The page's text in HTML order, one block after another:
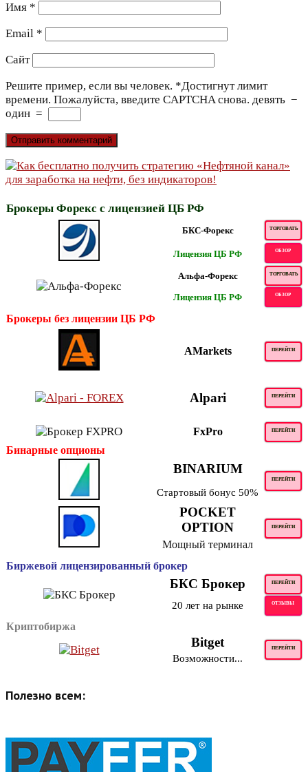
Имя *
Email *
Сайт
Решите пример, если вы человек. *Достигнут лимит
времени. Пожалуйста, введите CAPTCHA снова. девять −
один =
Брокеры Форекс с лицензией ЦБ РФ
БКС-Форекс ТОРГОВАТЬ
Лицензия ЦБ РФ ОБЗОР
Альфа-Форекс ТОРГОВАТЬ
Лицензия ЦБ РФ ОБЗОР
Брокеры без лицензии ЦБ РФ
AMarkets ПЕРЕЙТИ
Alpari ПЕРЕЙТИ
FxPro ПЕРЕЙТИ
Бинарные опционы
BINARIUM
ПЕРЕЙТИ
Стартовый бонус 50%
POCKET
OPTION
ПЕРЕЙТИ
Мощный терминал
Биржевой лицензированный брокер
БКС Брокер ПЕРЕЙТИ
20 лет на рынке ОТЗЫВЫ
Криптобиржа
Bitget ПЕРЕЙТИ
Возможности...
Полезно всем: